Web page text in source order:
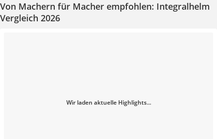
Von Machern für Macher empfohlen: Integralhelm
Vergleich 2026
Wir laden aktuelle Highlights...